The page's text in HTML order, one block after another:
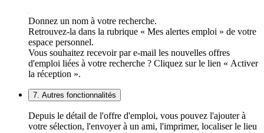
Donnez un nom à votre recherche.
Retrouvez-la dans la rubrique « Mes alertes emploi » de votre
espace personnel.
Vous souhaitez recevoir par e-mail les nouvelles offres
d'emploi liées à votre recherche ? Cliquez sur le lien « Activer
la réception ».
7. Autres fonctionnalités
Depuis le détail de l'offre d'emploi, vous pouvez l'ajouter à
votre sélection, l'envoyer à un ami, l'imprimer, localiser le lieu